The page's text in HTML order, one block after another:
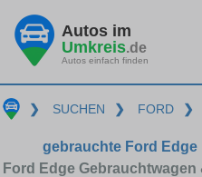
Autos im
Umkreis.de
Autos einfach finden
❯ SUCHEN ❯ FORD ❯
gebrauchte Ford
Ford Edge